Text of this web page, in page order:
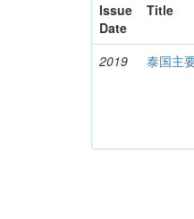
Issue
Date
Title
2019 泰国主